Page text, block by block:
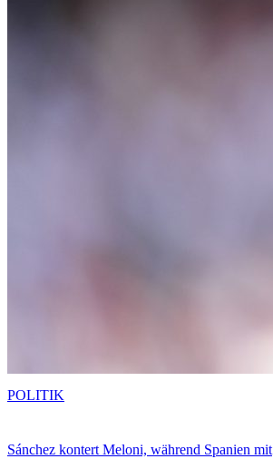
Sánchez kontert Meloni, während Spanien mit
POLITIK